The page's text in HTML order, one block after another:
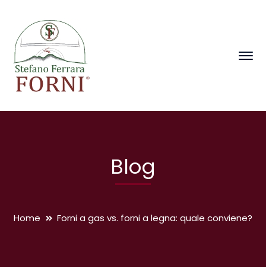
Blog
Home Forni a gas vs. forni a legna: quale conviene?